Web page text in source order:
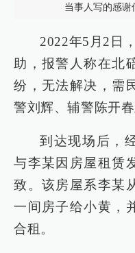
当事人写的感
2022年5月2日
助，报警人称在北
纷，无法解决，需
警刘辉、辅警陈开春
到达现场后，
与李某因房屋租赁
致。该房屋系李某
一间房子给小黄，
合租。